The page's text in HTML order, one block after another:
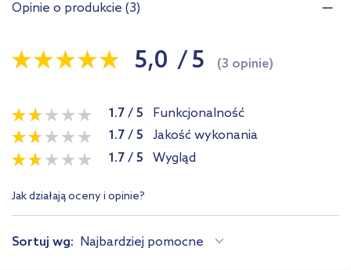
Opinie o produkcie (3)
5,0 /5 (3 opinie)
1.7 / 5
Funkcjonalność
1.7 / 5
Jakość wykonania
1.7 / 5 Wygląd
Jak działają oceny i opinie?
Sortuj wg: Najbardziej pomocne